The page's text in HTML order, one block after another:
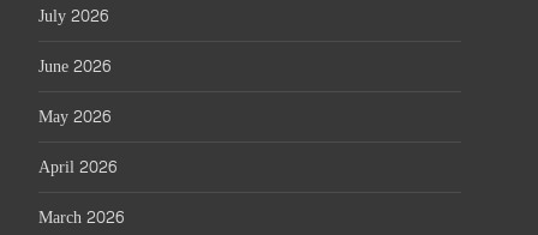
July 2026
June 2026
May 2026
April 2026
March 2026